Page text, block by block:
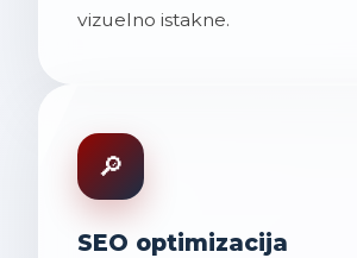
vizuelno istakne.
🔎
SEO optimizacija